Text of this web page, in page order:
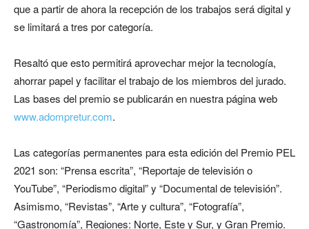
que a partir de ahora la recepción de los trabajos será digital y
se limitará a tres por categoría.
Resaltó que esto permitirá aprovechar mejor la tecnología,
ahorrar papel y facilitar el trabajo de los miembros del jurado.
Las bases del premio se publicarán en nuestra página web
www.adompretur.com.
Las categorías permanentes para esta edición del Premio PEL
2021 son: “Prensa escrita”, “Reportaje de televisión o
YouTube”, “Periodismo digital” y “Documental de televisión”.
Asimismo, “Revistas”, “Arte y cultura”, “Fotografía”,
“Gastronomía”, Regiones: Norte, Este y Sur, y Gran Premio.